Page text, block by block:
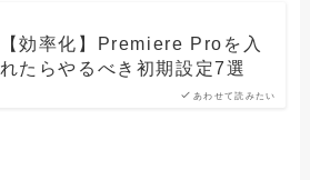
あわせて読みたい
【効率化】Premiere Proを入
れたらやるべき初期設定7選